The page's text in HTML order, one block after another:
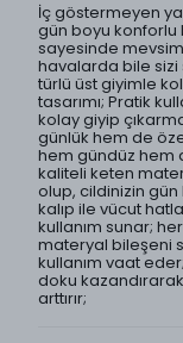
İç göstermeyen
gün boyu konforlu
sayesinde
havalarda bile sizi
türlü üst giyimle
tasarımı; Pratik
kolay giyip
günlük hem de
hem gündüz hem
kaliteli keten
olup, cildinizin
kalıp ile vücut
kullanım sunar;
materyal bileşeni
kullanım vaat
doku
arttırır;